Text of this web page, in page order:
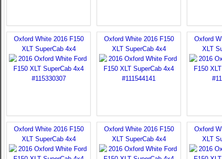
Oxford White 2016 F150
XLT SuperCab 4x4
Oxford White 2016 F150
XLT SuperCab 4x4
Oxford
XLT
Oxford White 2016 F150
XLT SuperCab 4x4
Oxford White 2016 F150
XLT SuperCab 4x4
Oxford
XLT